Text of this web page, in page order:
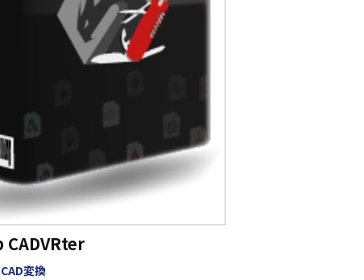
CADVRter
変換